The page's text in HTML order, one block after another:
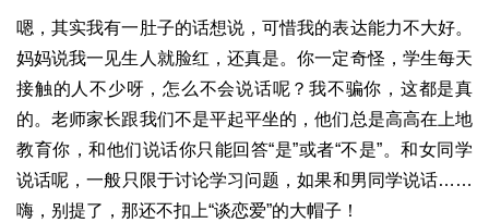
嗯，其实我有一肚子的话想说，可惜我的表达能力不大好。
妈妈说我一见生人就脸红，还真是。你一定奇怪，学生每天
接触的人不少呀，怎么不会说话呢？我不骗你，这都是真
的。老师家长跟我们不是平起平坐的，他们总是高高在上地
教育你，和他们说话你只能回答“是”或者“不是”。和女同学
说话呢，一般只限于讨论学习问题，如果和男同学说话……
嗨，别提了，那还不扣上“谈恋爱”的大帽子！